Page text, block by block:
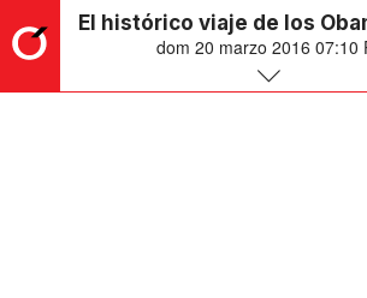
El histórico viaje de los
dom 20 marzo 2016 07:10